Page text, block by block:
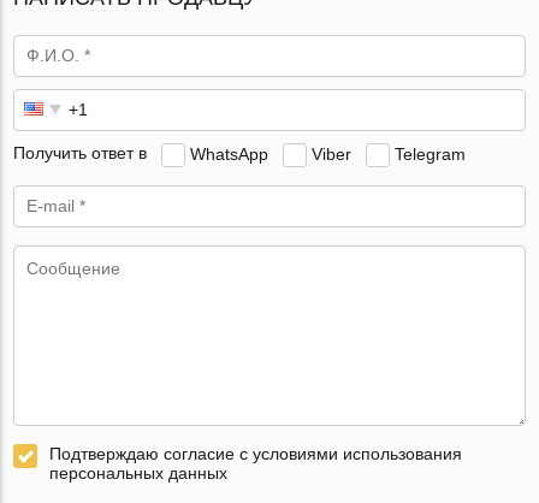
Получить ответ в WhatsApp Viber Telegram
Подтверждаю согласие с условиями использования
персональных данных